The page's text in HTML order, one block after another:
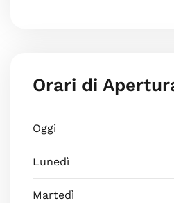
Orari di
Oggi
Lunedì
Martedì